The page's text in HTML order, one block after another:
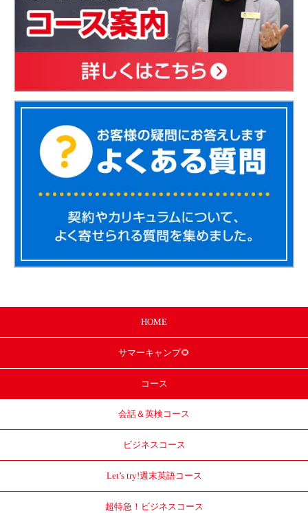
HOME
サマーキャンプ🌻
コース
会話＆英検コース
ビジネスコース
Let’s try!週末英語コース
超特急！ ビジネスコース